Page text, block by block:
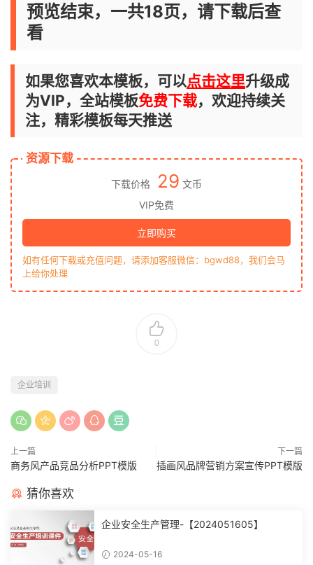
预览结束，一共18页，请下载后查
看
如果您喜欢本模板，可以点击这里升级成
为VIP，全站模板免费下载，欢迎持续关
注，精彩模板每天推送
资源下载
下载价格 29 文币
VIP免费
立即购买
如有任何下载或充值问题，请添加客服微信：bgwd88，我们会马
上给你处理
0
企业培训
上一篇
商务风产品竞品分析PPT模版
下一篇
插画风品牌营销方案宣传PPT模版
猜你喜欢
企业安全生产管理-【2024051605】
2024-05-16